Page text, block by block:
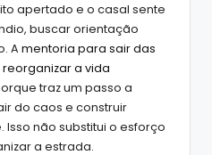
apertado e o casal sente
buscar orientação
A mentoria para sair das
a vida
traz um passo a
do caos e construir
não substitui o esforço
a estrada.